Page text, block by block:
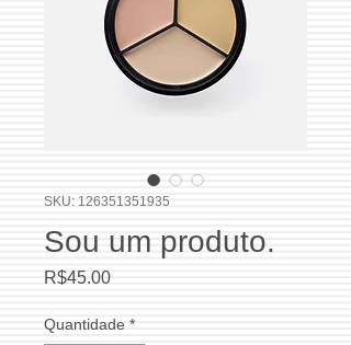
SKU: 126351351935
Sou um produto.
R$45.00Preço
Quantidade *